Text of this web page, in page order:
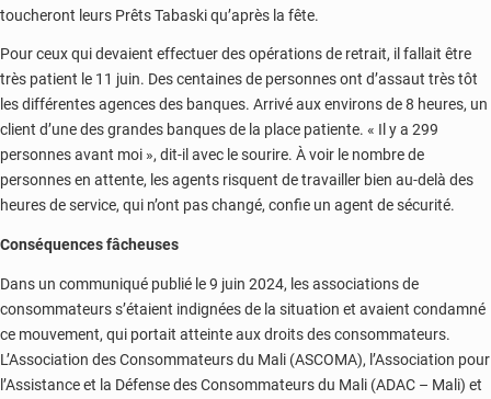
toucheront leurs Prêts Tabaski qu’après la fête.
Pour ceux qui devaient effectuer des opérations de retrait, il fallait être
très patient le 11 juin. Des centaines de personnes ont d’assaut très tôt
les différentes agences des banques. Arrivé aux environs de 8 heures, un
client d’une des grandes banques de la place patiente. « Il y a 299
personnes avant moi », dit-il avec le sourire. À voir le nombre de
personnes en attente, les agents risquent de travailler bien au-delà des
heures de service, qui n’ont pas changé, confie un agent de sécurité.
Conséquences fâcheuses
Dans un communiqué publié le 9 juin 2024, les associations de
consommateurs s’étaient indignées de la situation et avaient condamné
ce mouvement, qui portait atteinte aux droits des consommateurs.
L’Association des Consommateurs du Mali (ASCOMA), l’Association pour
l’Assistance et la Défense des Consommateurs du Mali (ADAC – Mali) et